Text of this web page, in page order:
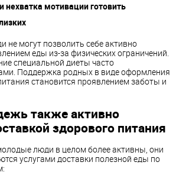
нехватка мотивации готовить
могут позволить себе активно
еды из-за физических ограничений.
специальной диеты часто
Поддержка родных в виде оформления
становится проявлением заботы и
также активно
здорового питания
люди в целом более активны, они
услугами доставки полезной еды по